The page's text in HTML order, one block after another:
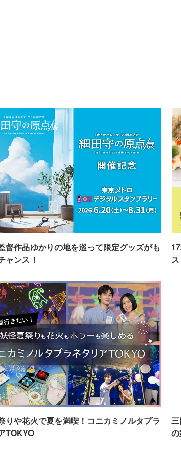
督作品ゆかりの地を巡って限定グッズがも
ャンス！
りや花火で夏を満喫！コニカミノルタプラ
TOKYO